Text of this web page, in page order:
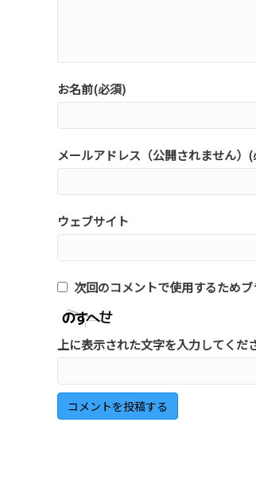
お名前(必須)
メールアドレス（公開されません）
ウェブサイト
次回のコメントで使用するため
上に表示された文字を入力してくだ